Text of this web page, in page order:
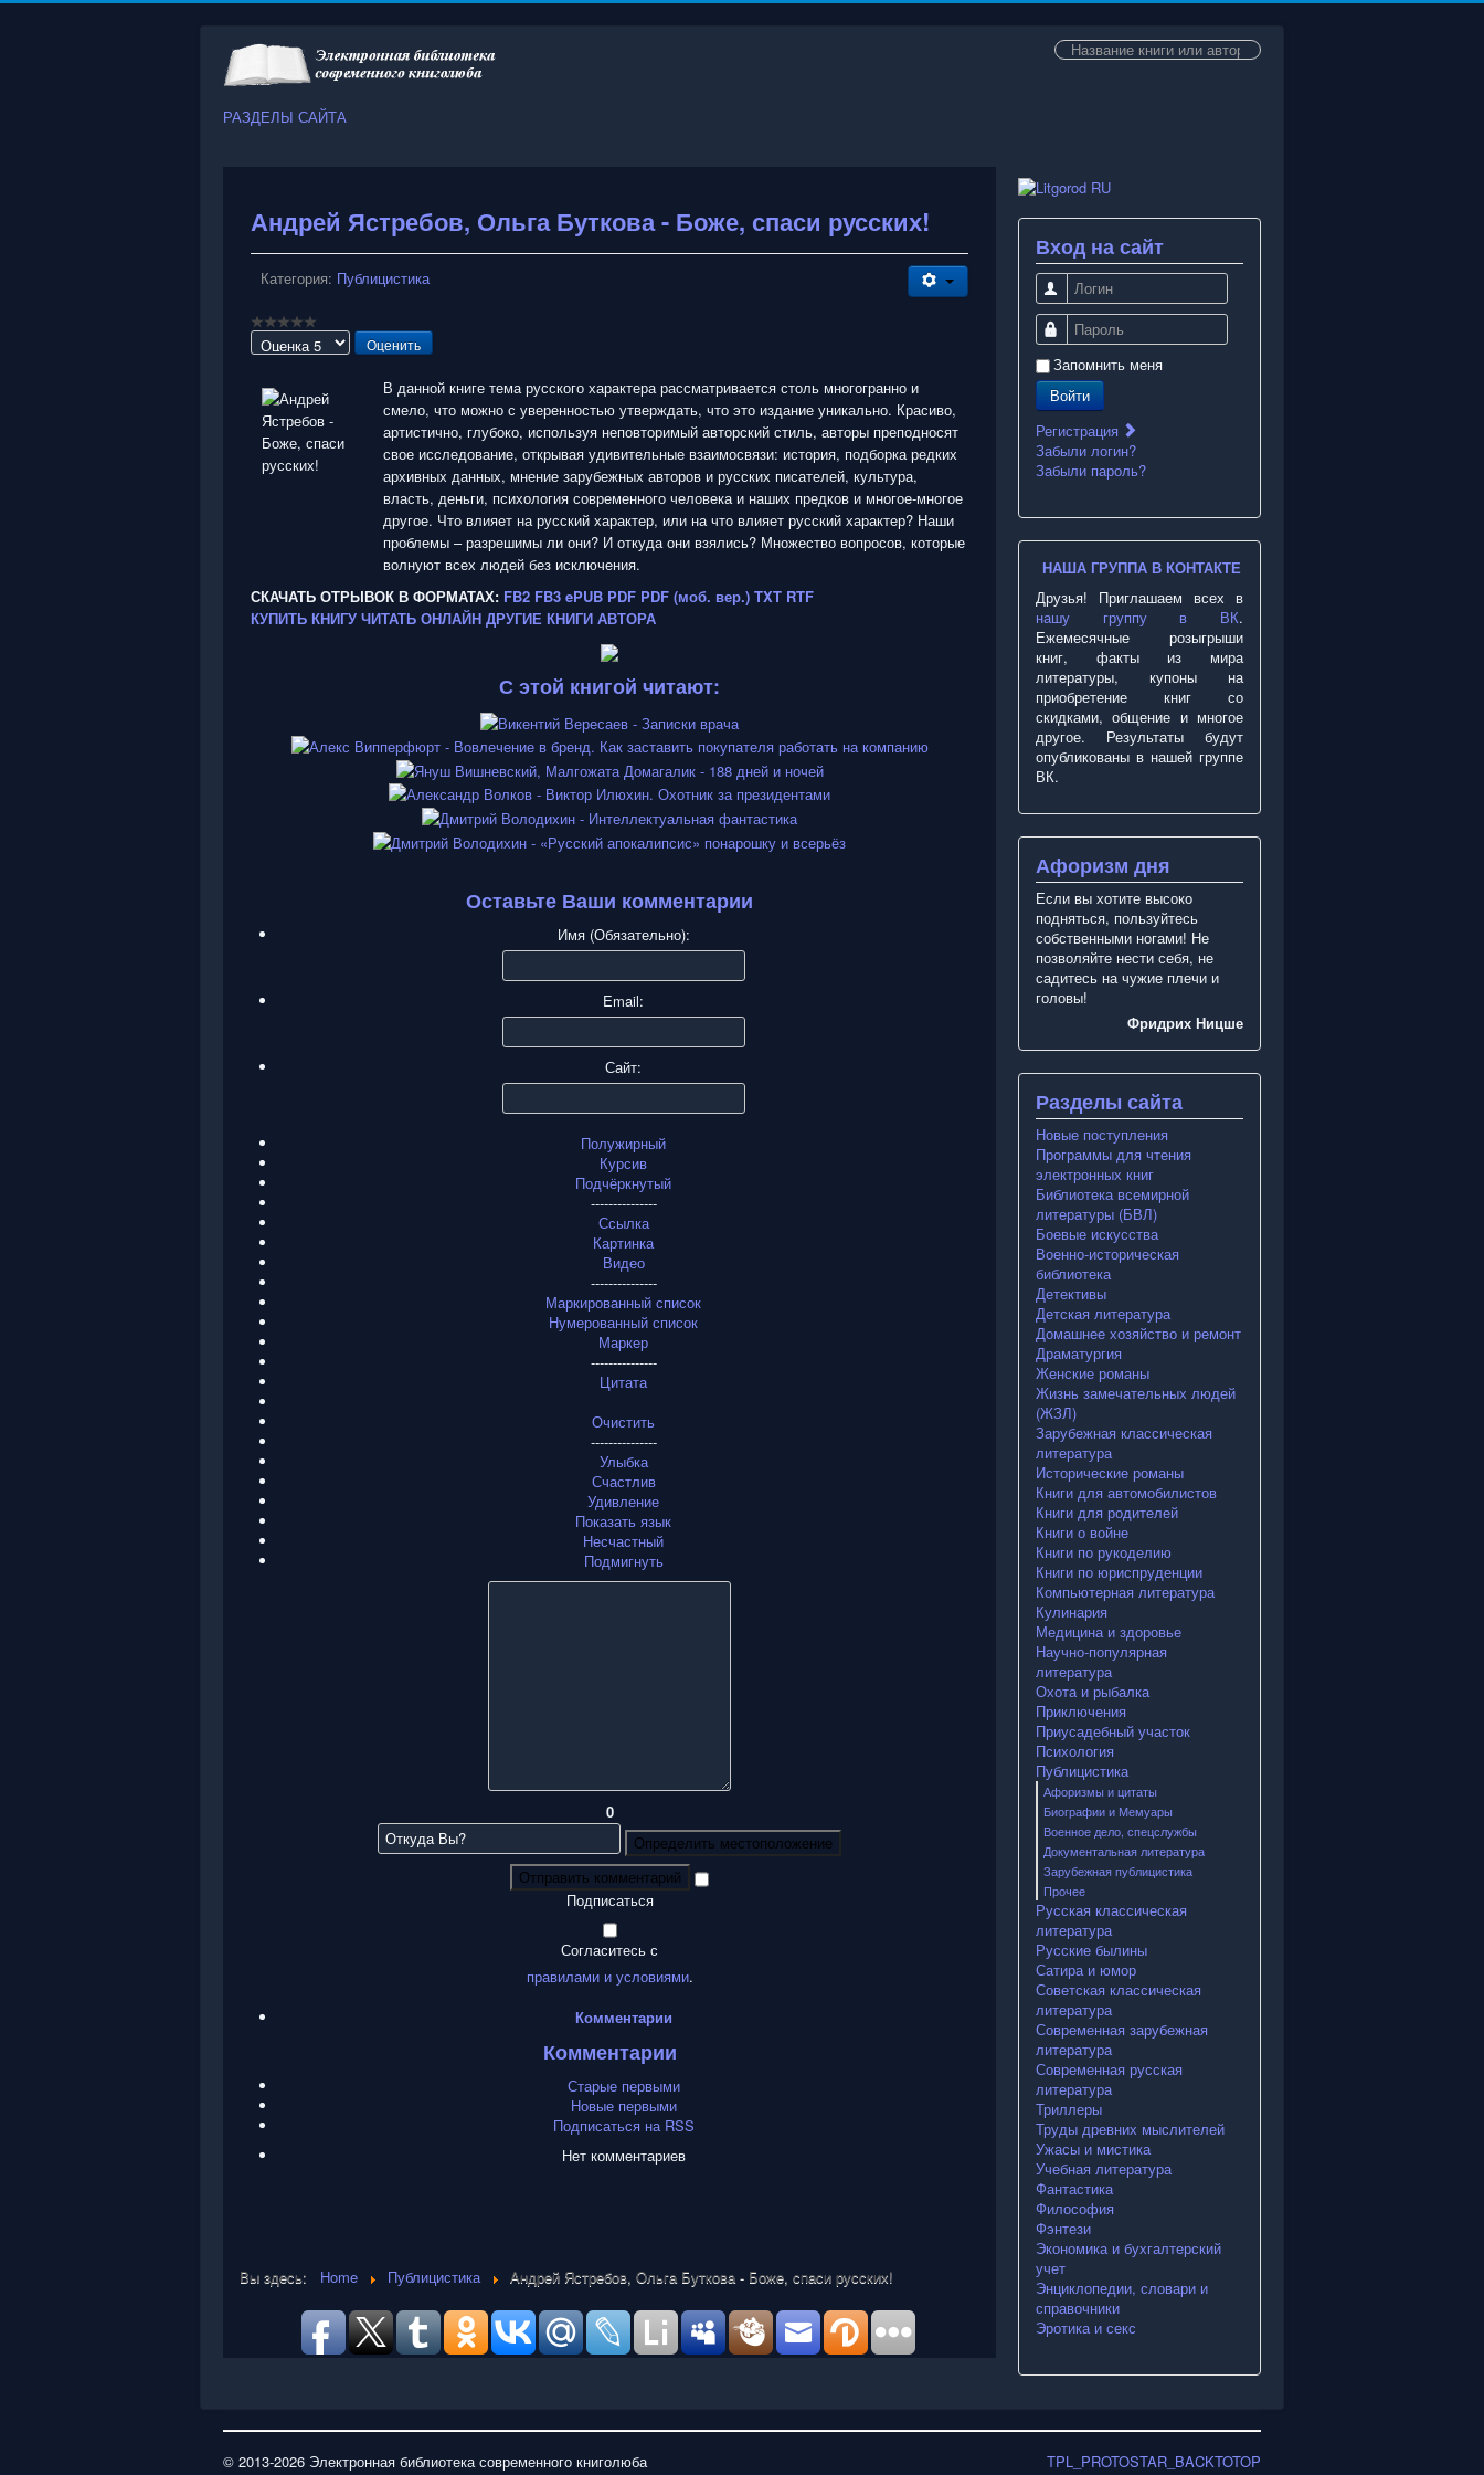
Искать...
РАЗДЕЛЫ САЙТА
Андрей Ястребов, Ольга Буткова - Боже, спаси русских!
Категория: Публицистика
Пожалуйста,
В данной книге тема русского характера рассматривается столь многогранно и
смело, что можно с уверенностью утверждать, что это издание уникально. Красиво,
артистично, глубоко, используя неповторимый авторский стиль, авторы преподносят
свое исследование, открывая удивительные взаимосвязи: история, подборка редких
архивных данных, мнение зарубежных авторов и русских писателей, культура,
власть, деньги, психология современного человека и наших предков и многое-многое
другое. Что влияет на русский характер, или на что влияет русский характер? Наши
проблемы – разрешимы ли они? И откуда они взялись? Множество вопросов, которые
волнуют всех людей без исключения.
СКАЧАТЬ ОТРЫВОК В ФОРМАТАХ: FB2 FB3 ePUB PDF PDF (моб. вер.) TXT RTF
КУПИТЬ КНИГУ ЧИТАТЬ ОНЛАЙН ДРУГИЕ КНИГИ АВТОРА
С этой книгой читают:
Оставьте Ваши комментарии
Имя (Обязательно):
Email:
Сайт:
Полужирный
Курсив
Подчёркнутый
---------------
Ссылка
Картинка
Видео
---------------
Маркированный список
Нумерованный список
Маркер
---------------
Цитата
Очистить
---------------
Улыбка
Счастлив
Удивление
Показать язык
Несчастный
Подмигнуть
0
Определить местоположение
Отправить комментарий
Подписаться
Согласитесь с
правилами и условиями.
Комментарии
Комментарии
Старые первыми
Новые первыми
Подписаться на RSS
Нет комментариев
Вы здесь: Home Публицистика Андрей Ястребов, Ольга Буткова - Боже, спаси русских!
Вход на сайт
Логин
Пароль
Запомнить меня
Войти
Регистрация
Забыли логин?
Забыли пароль?
НАША ГРУППА В КОНТАКТЕ
Друзья! Приглашаем всех в
нашу группу в ВК.
Ежемесячные розыгрыши
книг, факты из мира
литературы, купоны на
приобретение книг со
скидками, общение и многое
другое. Результаты будут
опубликованы в нашей группе
ВК.
Афоризм дня
Если вы хотите высоко
подняться, пользуйтесь
собственными ногами! Не
позволяйте нести себя, не
садитесь на чужие плечи и
головы!
Фридрих Ницше
Разделы сайта
Новые поступления
Программы для чтения
электронных книг
Библиотека всемирной
литературы (БВЛ)
Боевые искусства
Военно-историческая
библиотека
Детективы
Детская литература
Домашнее хозяйство и ремонт
Драматургия
Женские романы
Жизнь замечательных людей
(ЖЗЛ)
Зарубежная классическая
литература
Исторические романы
Книги для автомобилистов
Книги для родителей
Книги о войне
Книги по рукоделию
Книги по юриспруденции
Компьютерная литература
Кулинария
Медицина и здоровье
Научно-популярная
литература
Охота и рыбалка
Приключения
Приусадебный участок
Психология
Публицистика
Афоризмы и цитаты
Биографии и Мемуары
Военное дело, спецслужбы
Документальная литература
Зарубежная публицистика
Прочее
Русская классическая
литература
Русские былины
Сатира и юмор
Советская классическая
литература
Современная зарубежная
литература
Современная русская
литература
Триллеры
Труды древних мыслителей
Ужасы и мистика
Учебная литература
Фантастика
Философия
Фэнтези
Экономика и бухгалтерский
учет
Энциклопедии, словари и
справочники
Эротика и секс
TPL_PROTOSTAR_BACKTOTOP
© 2013-2026 Электронная библиотека современного книголюба